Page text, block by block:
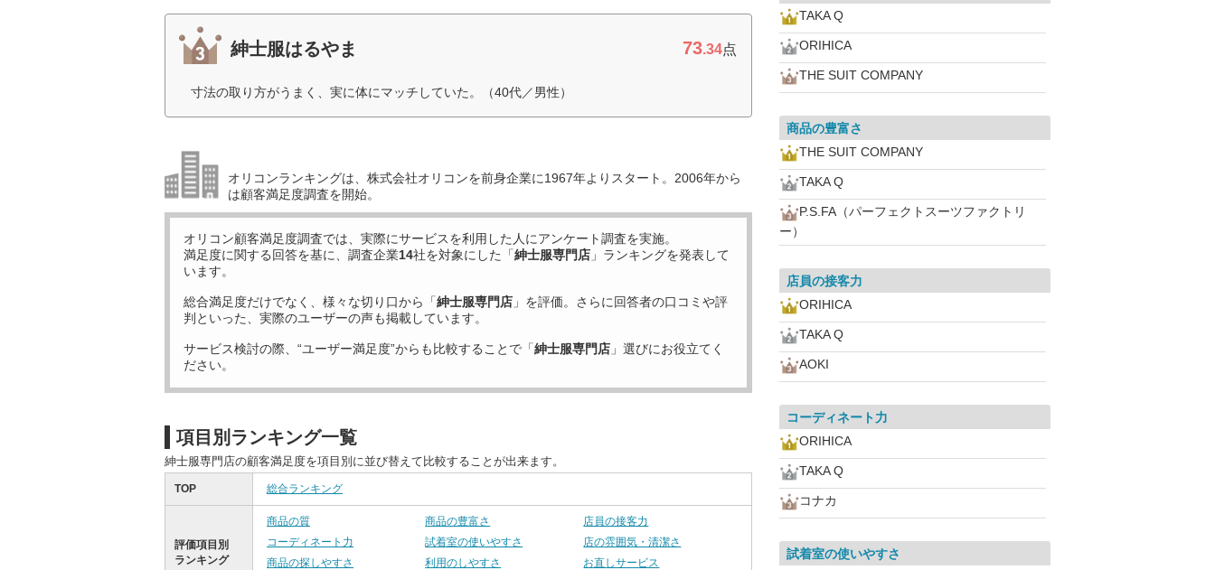
紳士服はるやま 73.34点
寸法の取り方がうまく、実に体にマッチしていた。（40代／男性）
オリコンランキングは、株式会社オリコンを前身企業に1967年よりスタート。2006年から
は顧客満足度調査を開始。
オリコン顧客満足度調査では、実際にサービスを利用した 人にアンケート調査を実施。
満足度に関する回答を基に、調査企業14社を対象にした「紳士服専門店 」ランキングを発表して
います。
総合満足度だけでなく、様々な切り口から「紳士服専門店 」を評価。さらに回答者の口コミや評
判といった、実際のユーザーの声も掲載しています。
サービス検討の際、“ユーザー満足度”からも比較することで「紳士服専門店 」選びにお役立てく
ださい。
項目別ランキング一覧
紳士服専門店の顧客満足度を項目別に並び替えて比較することが出来ます。
TOP 総合ランキング
評価項目別
ランキング
商品の質 商品の豊富さ
店員の接客力
コーディネート力
試着室の使いやすさ
店の雰囲気・清潔さ
商品の探しやすさ
利用のしやすさ
お直しサービス
TAKA Q
ORIHICA
THE SUIT COMPANY
商品の豊富さ
THE SUIT COMPANY
TAKA Q
P.S.FA（パーフェクトスーツファクトリ
ー）
店員の接客力
ORIHICA
TAKA Q
AOKI
コーディネート力
ORIHICA
TAKA Q
コナカ
試着室の使いやすさ